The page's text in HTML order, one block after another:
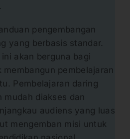
pengembangan
yang berbasis standar.
akan berguna bagi
membangun pembelajaran
Pembelajaran daring
mudah diakses dan
audiens yang luas
mengemban misi untuk